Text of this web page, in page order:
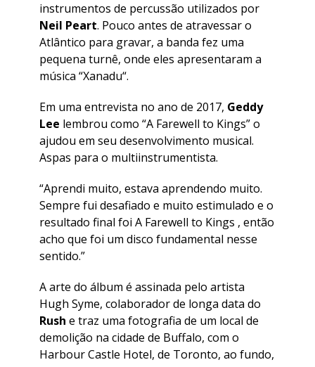
instrumentos de percussão utilizados por
Neil Peart. Pouco antes de atravessar o
Atlântico para gravar, a banda fez uma
pequena turnê, onde eles apresentaram a
música “Xanadu“.
Em uma entrevista no ano de 2017, Geddy
Lee lembrou como “A Farewell to Kings” o
ajudou em seu desenvolvimento musical.
Aspas para o multiinstrumentista.
“Aprendi muito, estava aprendendo muito.
Sempre fui desafiado e muito estimulado e o
resultado final foi A Farewell to Kings , então
acho que foi um disco fundamental nesse
sentido.”
A arte do álbum é assinada pelo artista
Hugh Syme, colaborador de longa data do
Rush e traz uma fotografia de um local de
demolição na cidade de Buffalo, com o
Harbour Castle Hotel, de Toronto, ao fundo,